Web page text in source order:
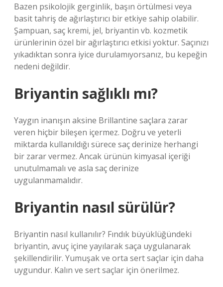
Bazen psikolojik gerginlik, başın örtülmesi veya
basit tahriş de ağırlaştırıcı bir etkiye sahip olabilir.
Şampuan, saç kremi, jel, briyantin vb. kozmetik
ürünlerinin özel bir ağırlaştırıcı etkisi yoktur. Saçınızı
yıkadıktan sonra iyice durulamıyorsanız, bu kepeğin
nedeni değildir.
Briyantin sağlıklı mı?
Yaygın inanışın aksine Brillantine saçlara zarar
veren hiçbir bileşen içermez. Doğru ve yeterli
miktarda kullanıldığı sürece saç derinize herhangi
bir zarar vermez. Ancak ürünün kimyasal içeriği
unutulmamalı ve asla saç derinize
uygulanmamalıdır.
Briyantin nasıl sürülür?
Briyantin nasıl kullanılır? Fındık büyüklüğündeki
briyantin, avuç içine yayılarak saça uygulanarak
şekillendirilir. Yumuşak ve orta sert saçlar için daha
uygundur. Kalın ve sert saçlar için önerilmez.